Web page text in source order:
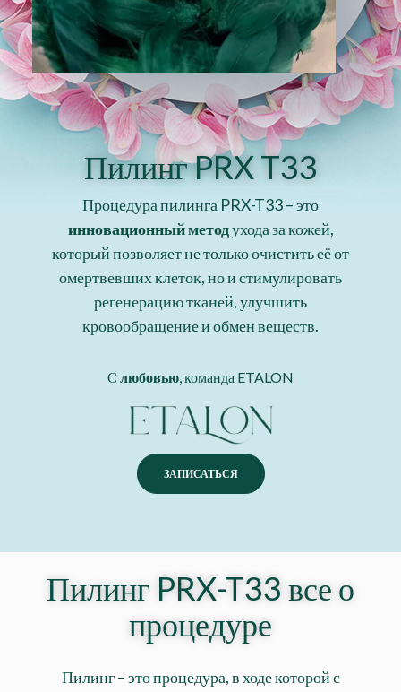
Пилинг PRX T33
Процедура пилинга PRX-T33 – это
инновационный методухода за кожей,
который позволяет не только очистить её от
омертвевших клеток, но и стимулировать
регенерацию тканей, улучшить
кровообращение и обмен веществ.
С любовью, команда ETALON
ЗАПИСАТЬСЯ
Пилинг PRX-T33 все о
процедуре
Пилинг – это процедура, в ходе которой с